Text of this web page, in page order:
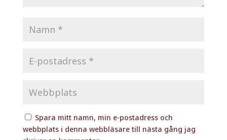
Spara mitt namn, min e-postadress och
webbplats i denna webbläsare till nästa gång jag